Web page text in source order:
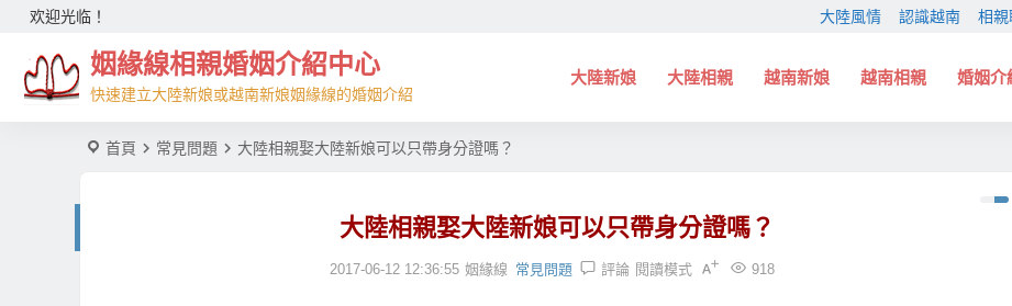
欢迎光临！ 大陸風情 認識越南 相親
姻緣線相親婚姻介紹中心
快速建立大陸新娘或越南新娘姻緣線的婚姻介紹
大陸新娘 大陸相親 越南新娘 越南相親 婚姻介
首頁 常見問題 大陸相親娶大陸新娘可以只帶身分證嗎？
大陸相親娶大陸新娘可以只帶身分證嗎？
2017-06-12 12:36:55 姻緣線 常見問題 評論 918
閱讀模式